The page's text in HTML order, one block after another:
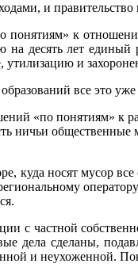
и правительство
к
десять лет единый
утилизацию и
все это
«по понятиям» к
ничьи общественные
куда носят мусор
с частной
дела сделаны,
и неухоженной.